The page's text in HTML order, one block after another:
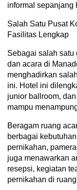
informal sepanjang
Salah Satu Pusat
Fasilitas Lengkap
Sebagai salah satu
dan acara di
menghadirkan
ini. Hotel ini
junior ballroom,
mampu
Beragam ruang
berbagai
pernikahan,
juga menawarkan
resepsi, kegiatan
pernikahan di